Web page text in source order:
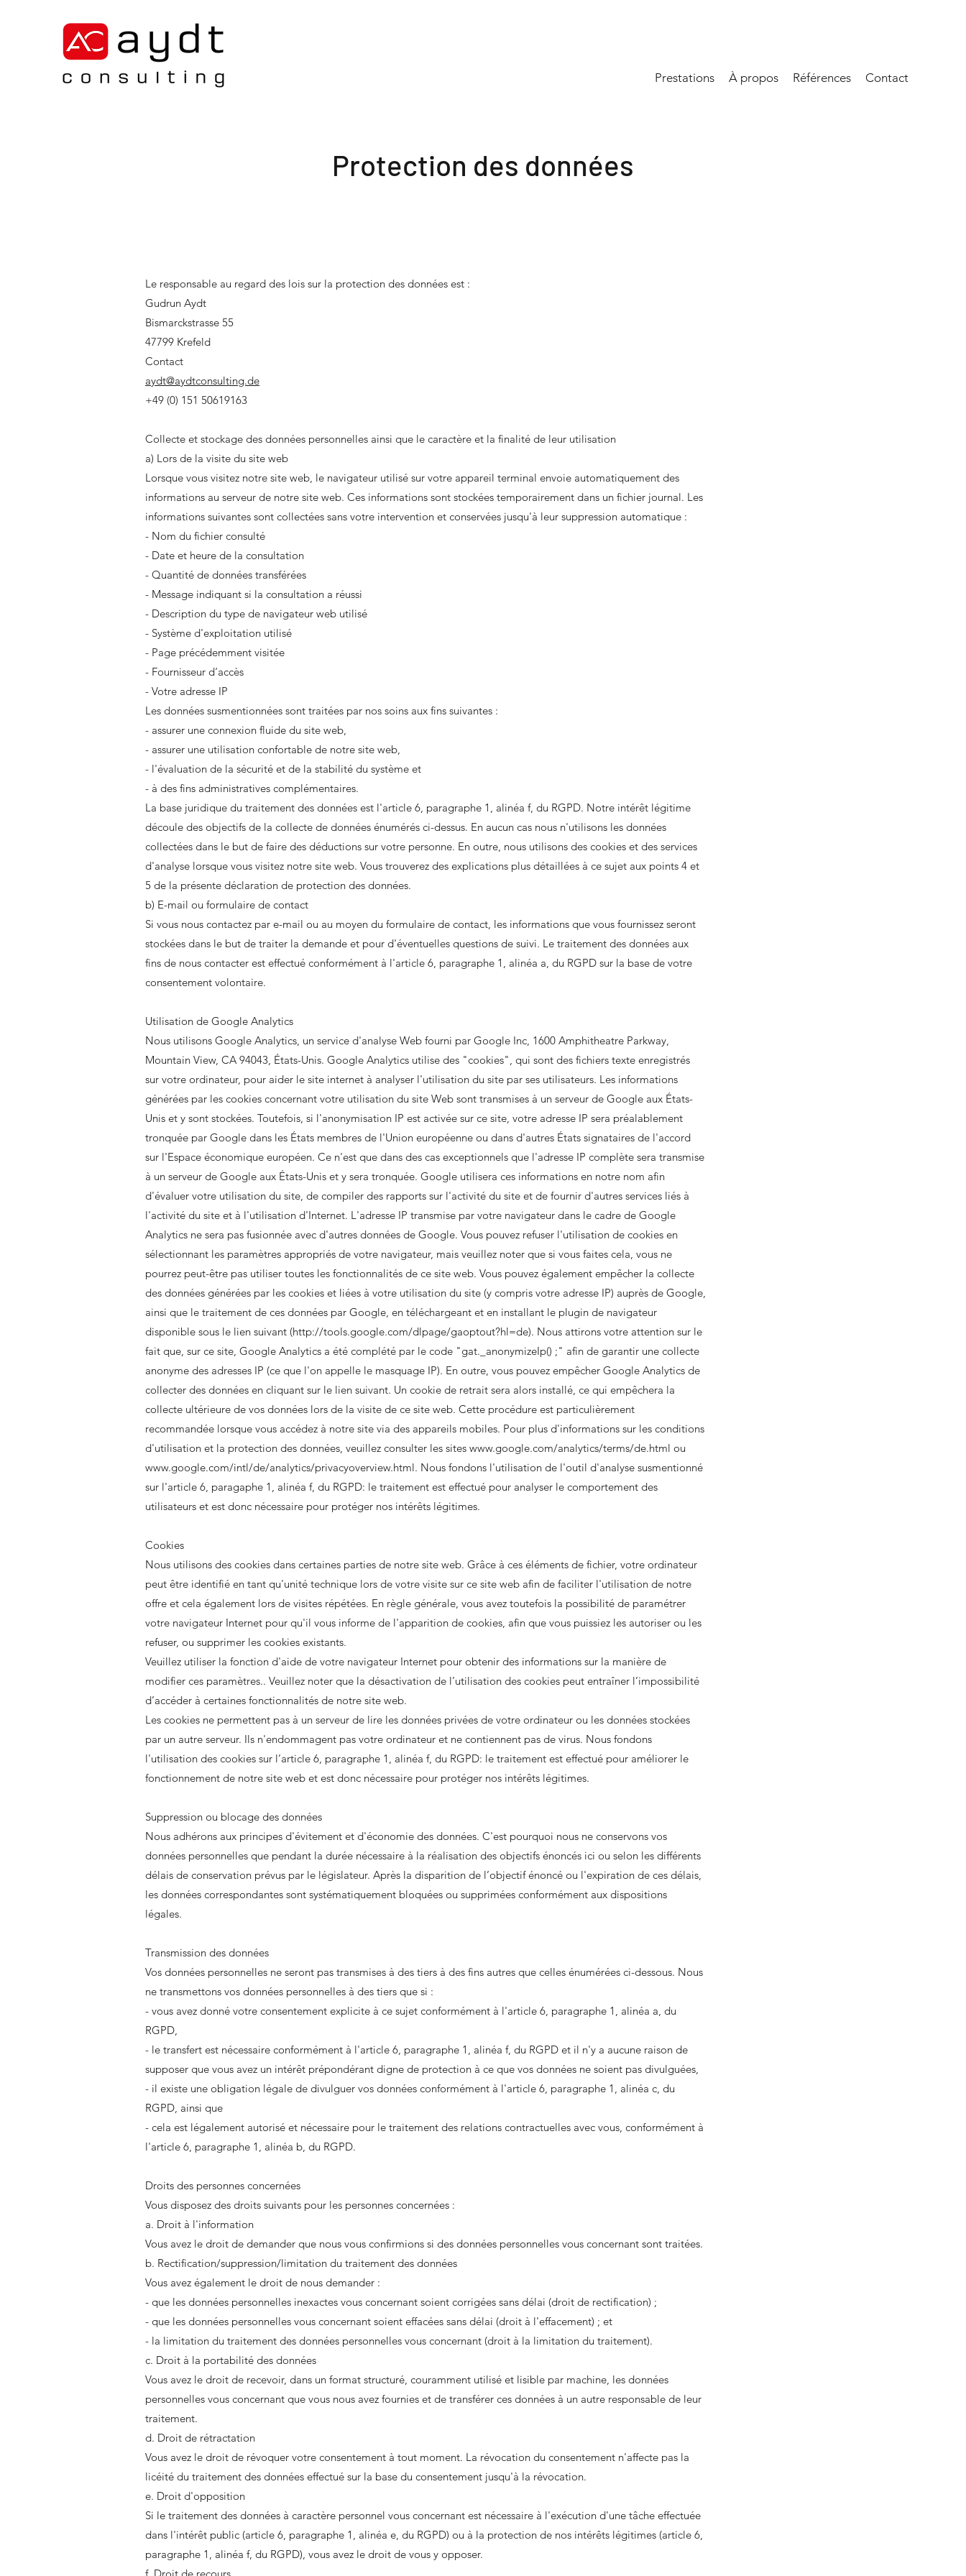
Prestations À propos Références Contact
Protection des données
Le responsable au regard des lois sur la protection des données est :
Gudrun Aydt
Bismarckstrasse 55
47799 Krefeld
Contact
aydt@aydtconsulting.de
+49 (0) 151 50619163
Collecte et stockage des données personnelles ainsi que le caractère et la finalité de leur utilisation
a) Lors de la visite du site web
Lorsque vous visitez notre site web, le navigateur utilisé sur votre appareil terminal envoie automatiquement des
informations au serveur de notre site web. Ces informations sont stockées temporairement dans un fichier journal. Les
informations suivantes sont collectées sans votre intervention et conservées jusqu'à leur suppression automatique :
- Nom du fichier consulté
- Date et heure de la consultation
- Quantité de données transférées
- Message indiquant si la consultation a réussi
- Description du type de navigateur web utilisé
- Système d'exploitation utilisé
- Page précédemment visitée
- Fournisseur d‘accès
- Votre adresse IP
Les données susmentionnées sont traitées par nos soins aux fins suivantes :
- assurer une connexion fluide du site web,
- assurer une utilisation confortable de notre site web,
- l'évaluation de la sécurité et de la stabilité du système et
- à des fins administratives complémentaires.
La base juridique du traitement des données est l'article 6, paragraphe 1, alinéa f, du RGPD. Notre intérêt légitime
découle des objectifs de la collecte de données énumérés ci-dessus. En aucun cas nous n'utilisons les données
collectées dans le but de faire des déductions sur votre personne. En outre, nous utilisons des cookies et des services
d'analyse lorsque vous visitez notre site web. Vous trouverez des explications plus détaillées à ce sujet aux points 4 et
5 de la présente déclaration de protection des données.
b) E-mail ou formulaire de contact
Si vous nous contactez par e-mail ou au moyen du formulaire de contact, les informations que vous fournissez seront
stockées dans le but de traiter la demande et pour d'éventuelles questions de suivi. Le traitement des données aux
fins de nous contacter est effectué conformément à l'article 6, paragraphe 1, alinéa a, du RGPD sur la base de votre
consentement volontaire.
Utilisation de Google Analytics
Nous utilisons Google Analytics, un service d'analyse Web fourni par Google Inc, 1600 Amphitheatre Parkway,
Mountain View, CA 94043, États-Unis. Google Analytics utilise des "cookies", qui sont des fichiers texte enregistrés
sur votre ordinateur, pour aider le site internet à analyser l'utilisation du site par ses utilisateurs. Les informations
générées par les cookies concernant votre utilisation du site Web sont transmises à un serveur de Google aux États-
Unis et y sont stockées. Toutefois, si l'anonymisation IP est activée sur ce site, votre adresse IP sera préalablement
tronquée par Google dans les États membres de l'Union européenne ou dans d'autres États signataires de l'accord
sur l'Espace économique européen. Ce n'est que dans des cas exceptionnels que l'adresse IP complète sera transmise
à un serveur de Google aux États-Unis et y sera tronquée. Google utilisera ces informations en notre nom afin
d'évaluer votre utilisation du site, de compiler des rapports sur l'activité du site et de fournir d'autres services liés à
l'activité du site et à l'utilisation d'Internet. L'adresse IP transmise par votre navigateur dans le cadre de Google
Analytics ne sera pas fusionnée avec d'autres données de Google. Vous pouvez refuser l'utilisation de cookies en
sélectionnant les paramètres appropriés de votre navigateur, mais veuillez noter que si vous faites cela, vous ne
pourrez peut-être pas utiliser toutes les fonctionnalités de ce site web. Vous pouvez également empêcher la collecte
des données générées par les cookies et liées à votre utilisation du site (y compris votre adresse IP) auprès de Google,
ainsi que le traitement de ces données par Google, en téléchargeant et en installant le plugin de navigateur
disponible sous le lien suivant (http://tools.google.com/dlpage/gaoptout?hl=de). Nous attirons votre attention sur le
fait que, sur ce site, Google Analytics a été complété par le code "gat._anonymizeIp() ;" afin de garantir une collecte
anonyme des adresses IP (ce que l'on appelle le masquage IP). En outre, vous pouvez empêcher Google Analytics de
collecter des données en cliquant sur le lien suivant. Un cookie de retrait sera alors installé, ce qui empêchera la
collecte ultérieure de vos données lors de la visite de ce site web. Cette procédure est particulièrement
recommandée lorsque vous accédez à notre site via des appareils mobiles. Pour plus d'informations sur les conditions
d'utilisation et la protection des données, veuillez consulter les sites www.google.com/analytics/terms/de.html ou
www.google.com/intl/de/analytics/privacyoverview.html. Nous fondons l'utilisation de l'outil d'analyse susmentionné
sur l'article 6, paragaphe 1, alinéa f, du RGPD: le traitement est effectué pour analyser le comportement des
utilisateurs et est donc nécessaire pour protéger nos intérêts légitimes.
Cookies
Nous utilisons des cookies dans certaines parties de notre site web. Grâce à ces éléments de fichier, votre ordinateur
peut être identifié en tant qu'unité technique lors de votre visite sur ce site web afin de faciliter l'utilisation de notre
offre et cela également lors de visites répétées. En règle générale, vous avez toutefois la possibilité de paramétrer
votre navigateur Internet pour qu'il vous informe de l'apparition de cookies, afin que vous puissiez les autoriser ou les
refuser, ou supprimer les cookies existants.
Veuillez utiliser la fonction d'aide de votre navigateur Internet pour obtenir des informations sur la manière de
modifier ces paramètres.. Veuillez noter que la désactivation de l’utilisation des cookies peut entraîner l’impossibilité
d’accéder à certaines fonctionnalités de notre site web.
Les cookies ne permettent pas à un serveur de lire les données privées de votre ordinateur ou les données stockées
par un autre serveur. Ils n'endommagent pas votre ordinateur et ne contiennent pas de virus. Nous fondons
l'utilisation des cookies sur l’article 6, paragraphe 1, alinéa f, du RGPD: le traitement est effectué pour améliorer le
fonctionnement de notre site web et est donc nécessaire pour protéger nos intérêts légitimes.
Suppression ou blocage des données
Nous adhérons aux principes d'évitement et d'économie des données. C'est pourquoi nous ne conservons vos
données personnelles que pendant la durée nécessaire à la réalisation des objectifs énoncés ici ou selon les différents
délais de conservation prévus par le législateur. Après la disparition de l’objectif énoncé ou l'expiration de ces délais,
les données correspondantes sont systématiquement bloquées ou supprimées conformément aux dispositions
légales.
Transmission des données
Vos données personnelles ne seront pas transmises à des tiers à des fins autres que celles énumérées ci-dessous. Nous
ne transmettons vos données personnelles à des tiers que si :
- vous avez donné votre consentement explicite à ce sujet conformément à l'article 6, paragraphe 1, alinéa a, du
RGPD,
- le transfert est nécessaire conformément à l'article 6, paragraphe 1, alinéa f, du RGPD et il n'y a aucune raison de
supposer que vous avez un intérêt prépondérant digne de protection à ce que vos données ne soient pas divulguées,
- il existe une obligation légale de divulguer vos données conformément à l'article 6, paragraphe 1, alinéa c, du
RGPD, ainsi que
- cela est légalement autorisé et nécessaire pour le traitement des relations contractuelles avec vous, conformément à
l'article 6, paragraphe 1, alinéa b, du RGPD.
Droits des personnes concernées
Vous disposez des droits suivants pour les personnes concernées :
a. Droit à l'information
Vous avez le droit de demander que nous vous confirmions si des données personnelles vous concernant sont traitées.
b. Rectification/suppression/limitation du traitement des données
Vous avez également le droit de nous demander :
- que les données personnelles inexactes vous concernant soient corrigées sans délai (droit de rectification) ;
- que les données personnelles vous concernant soient effacées sans délai (droit à l'effacement) ; et
- la limitation du traitement des données personnelles vous concernant (droit à la limitation du traitement).
c. Droit à la portabilité des données
Vous avez le droit de recevoir, dans un format structuré, couramment utilisé et lisible par machine, les données
personnelles vous concernant que vous nous avez fournies et de transférer ces données à un autre responsable de leur
traitement.
d. Droit de rétractation
Vous avez le droit de révoquer votre consentement à tout moment. La révocation du consentement n'affecte pas la
licéité du traitement des données effectué sur la base du consentement jusqu'à la révocation.
e. Droit d'opposition
Si le traitement des données à caractère personnel vous concernant est nécessaire à l'exécution d'une tâche effectuée
dans l'intérêt public (article 6, paragraphe 1, alinéa e, du RGPD) ou à la protection de nos intérêts légitimes (article 6,
paragraphe 1, alinéa f, du RGPD), vous avez le droit de vous y opposer.